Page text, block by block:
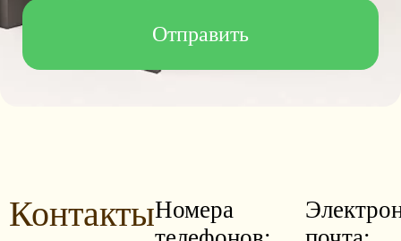
КонтактыНомера